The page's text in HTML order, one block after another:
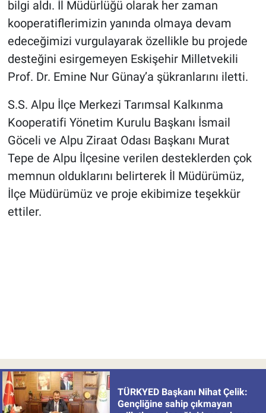
bilgi aldı. İl Müdürlüğü olarak her zaman
kooperatiflerimizin yanında olmaya devam
edeceğimizi vurgulayarak özellikle bu projede
desteğini esirgemeyen Eskişehir Milletvekili
Prof. Dr. Emine Nur Günay’a şükranlarını iletti.
S.S. Alpu İlçe Merkezi Tarımsal Kalkınma
Kooperatifi Yönetim Kurulu Başkanı İsmail
Göceli ve Alpu Ziraat Odası Başkanı Murat
Tepe de Alpu İlçesine verilen desteklerden çok
memnun olduklarını belirterek İl Müdürümüz,
İlçe Müdürümüz ve proje ekibimize teşekkür
ettiler.
TÜRKYED Başkanı Nihat Çelik:
Gençliğine sahip çıkmayan